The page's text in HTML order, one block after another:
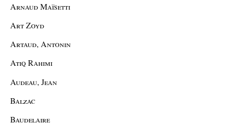
Arnaud Maïsetti
Art Zoyd
Artaud, Antonin
Atiq Rahimi
Audeau, Jean
Balzac
Baudelaire